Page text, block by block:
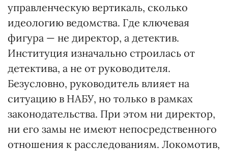
управленческую вертикаль, сколько
идеологию ведомства. Где ключевая
фигура — не директор, а детектив.
Институция изначально строилась от
детектива, а не от руководителя.
Безусловно, руководитель влияет на
ситуацию в НАБУ, но только в рамках
законодательства. При этом ни директор,
ни его замы не имеют непосредственного
отношения к расследованиям. Локомотив,